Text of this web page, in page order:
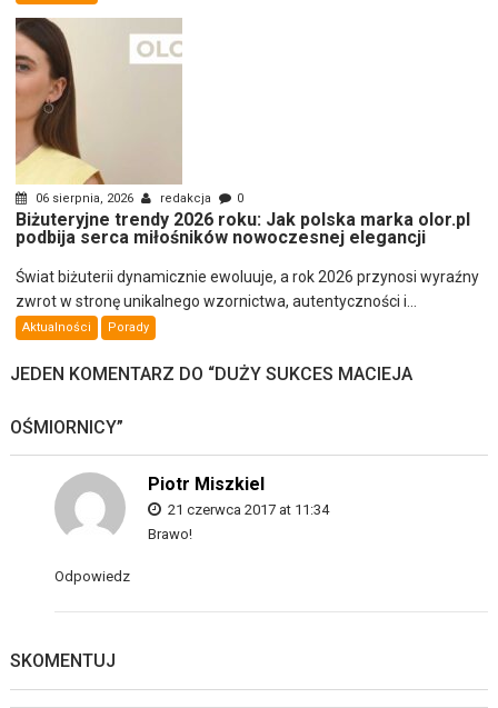
06 sierpnia, 2026 redakcja 0
Biżuteryjne trendy 2026 roku: Jak polska marka olor.pl
podbija serca miłośników nowoczesnej elegancji
Świat biżuterii dynamicznie ewoluuje, a rok 2026 przynosi wyraźny
zwrot w stronę unikalnego wzornictwa, autentyczności i...
Aktualności Porady
JEDEN KOMENTARZ DO “DUŻY SUKCES MACIEJA
OŚMIORNICY”
Piotr Miszkiel
21 czerwca 2017 at 11:34
Brawo!
Odpowiedz
SKOMENTUJ